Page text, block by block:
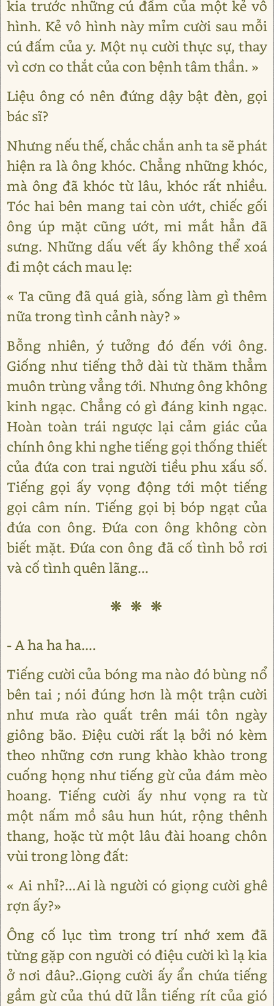
kia trước những cú đấm của một kẻ vô
hình. Kẻ vô hình này mỉm cười sau mỗi
cú đấm của y. Một nụ cười thực sự, thay
vì cơn co thắt của con bệnh tâm thần. »
Liệu ông có nên đứng dậy bật đèn, gọi
bác sĩ?
Nhưng nếu thế, chắc chắn anh ta sẽ phát
hiện ra là ông khóc. Chẳng những khóc,
mà ông đã khóc từ lâu, khóc rất nhiều.
Tóc hai bên mang tai còn ướt, chiếc gối
ông úp mặt cũng ướt, mi mắt hẳn đã
sưng. Những dấu vết ấy không thể xoá
đi một cách mau lẹ:
« Ta cũng đã quá già, sống làm gì thêm
nữa trong tình cảnh này? »
Bỗng nhiên, ý tưởng đó đến với ông.
Giống như tiếng thở dài từ thăm thẳm
muôn trùng vẳng tới. Nhưng ông không
kinh ngạc. Chẳng có gì đáng kinh ngạc.
Hoàn toàn trái ngược lại cảm giác của
chính ông khi nghe tiếng gọi thống thiết
của đứa con trai người tiều phu xấu số.
Tiếng gọi ấy vọng động tới một tiếng
gọi câm nín. Tiếng gọi bị bóp ngạt của
đứa con ông. Đứa con ông không còn
biết mặt. Đứa con ông đã cố tình bỏ rơi
và cố tình quên lãng...
❊ ❊ ❊
- A ha ha ha....
Tiếng cười của bóng ma nào đó bùng nổ
bên tai ; nói đúng hơn là một trận cười
như mưa rào quất trên mái tôn ngày
giông bão. Điệu cười rất lạ bởi nó kèm
theo những cơn rung khào khào trong
cuống họng như tiếng gừ của đám mèo
hoang. Tiếng cười ấy như vọng ra từ
một nấm mồ sâu hun hút, rộng thênh
thang, hoặc từ một lâu đài hoang chôn
vùi trong lòng đất:
« Ai nhỉ?...Ai là người có giọng cười ghê
rợn ấy?»
Ông cố lục tìm trong trí nhớ xem đã
từng gặp con người có điệu cười kì lạ kia
ở nơi đâu?..Giọng cười ấy ẩn chứa tiếng
gầm gừ của thú dữ lẫn tiếng rít của gió